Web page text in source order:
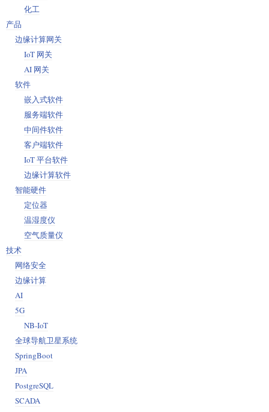
化工
产品
边缘计算网关
IoT 网关
AI 网关
软件
嵌入式软件
服务端软件
中间件软件
客户端软件
IoT 平台软件
边缘计算软件
智能硬件
定位器
温湿度仪
空气质量仪
技术
网络安全
边缘计算
AI
5G
NB-IoT
全球导航卫星系统
SpringBoot
JPA
PostgreSQL
SCADA